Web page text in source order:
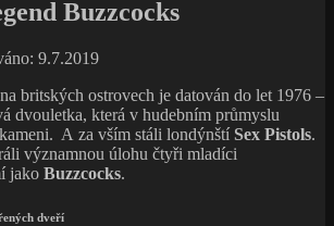
Buzzcocks
9.7.2019
na britských ostrovech je datován do let 1976 –
dvouletka, která v hudebním průmyslu
A za vším stáli londýnští Sex Pistols.
významnou úlohu čtyři mladíci
jako Buzzcocks.
dveří